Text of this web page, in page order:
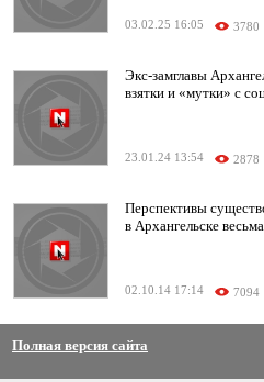
03.02.25 16:05 3780
Экс-замглавы
взятки и «мутки» с
23.01.24 13:54 2878
Перспективы
в Архангельске
02.10.14 17:14 7094
Полная версия сайта